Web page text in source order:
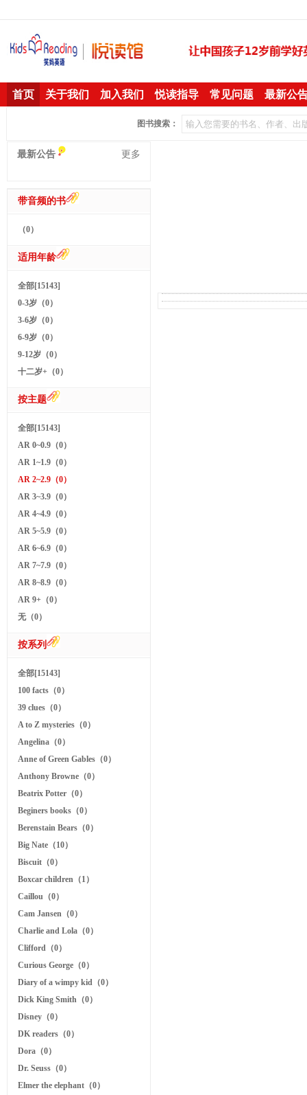
首页 关于我们 加入我们 悦读指导 常见问题 最新公
图书搜索：
最新公告 更多
带音频的书
（0）
适用年龄
全部[15143]
0-3岁（0）
3-6岁（0）
6-9岁（0）
9-12岁（0）
十二岁+（0）
按主题
全部[15143]
AR 0~0.9（0）
AR 1~1.9（0）
AR 2~2.9（0）
AR 3~3.9（0）
AR 4~4.9（0）
AR 5~5.9（0）
AR 6~6.9（0）
AR 7~7.9（0）
AR 8~8.9（0）
AR 9+（0）
无（0）
按系列
全部[15143]
100 facts（0）
39 clues（0）
A to Z mysteries（0）
Angelina（0）
Anne of Green Gables（0）
Anthony Browne（0）
Beatrix Potter（0）
Beginers books（0）
Berenstain Bears（0）
Big Nate（10）
Biscuit（0）
Boxcar children（1）
Caillou（0）
Cam Jansen（0）
Charlie and Lola（0）
Clifford（0）
Curious George（0）
Diary of a wimpy kid（0）
Dick King Smith（0）
Disney（0）
DK readers（0）
Dora（0）
Dr. Seuss（0）
Elmer the elephant（0）